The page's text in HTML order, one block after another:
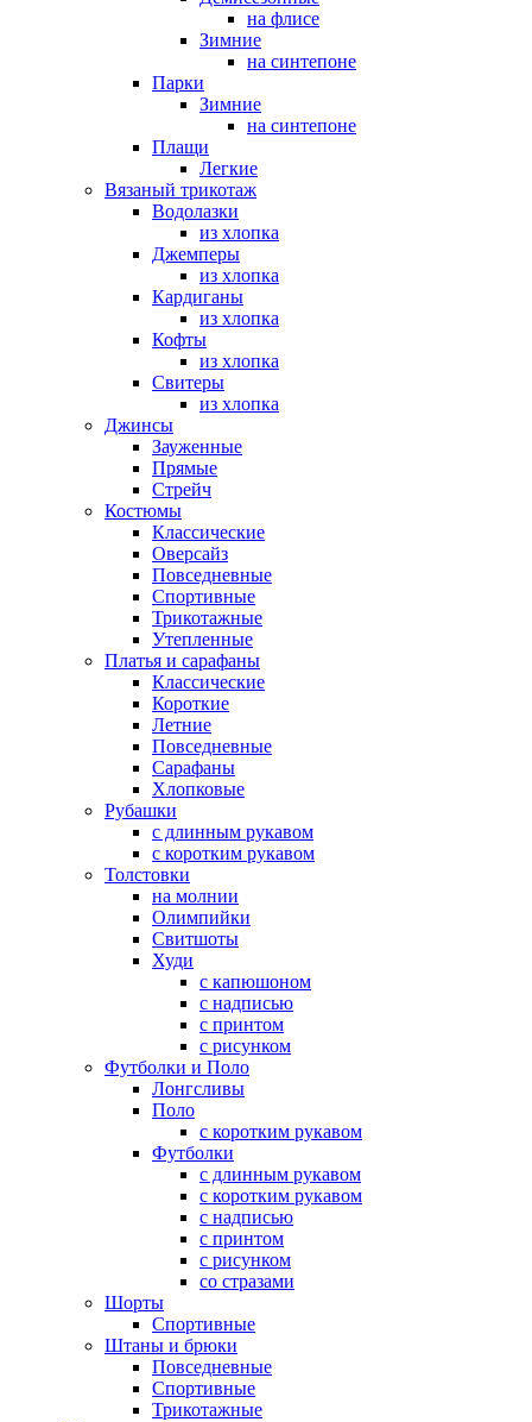
на флисе
Зимние
на синтепоне
Парки
Зимние
на синтепоне
Плащи
Легкие
Вязаный трикотаж
Водолазки
из хлопка
Джемперы
из хлопка
Кардиганы
из хлопка
Кофты
из хлопка
Свитеры
из хлопка
Джинсы
Зауженные
Прямые
Стрейч
Костюмы
Классические
Оверсайз
Повседневные
Спортивные
Трикотажные
Утепленные
Платья и сарафаны
Классические
Короткие
Летние
Повседневные
Сарафаны
Хлопковые
Рубашки
с длинным рукавом
с коротким рукавом
Толстовки
на молнии
Олимпийки
Свитшоты
Худи
с капюшоном
с надписью
с принтом
с рисунком
Футболки и Поло
Лонгсливы
Поло
с коротким рукавом
Футболки
с длинным рукавом
с коротким рукавом
с надписью
с принтом
с рисунком
со стразами
Шорты
Спортивные
Штаны и брюки
Повседневные
Спортивные
Трикотажные